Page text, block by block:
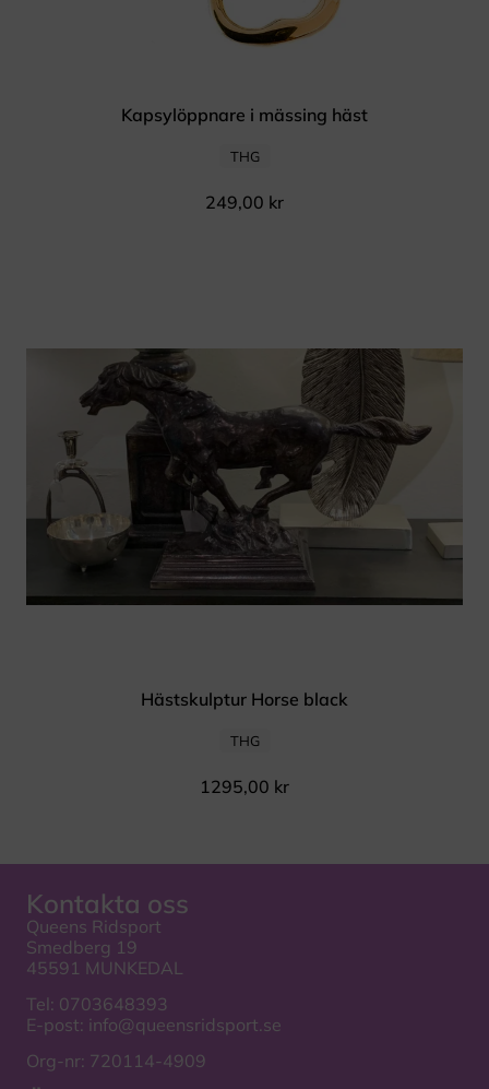
Kapsylöppnare i mässing häst
THG
249,00 kr
Hästskulptur Horse black
THG
1295,00 kr
Kontakta oss
Queens Ridsport
Smedberg 19
45591 MUNKEDAL
Tel: 0703648393
E-post: info@queensridsport.se
Org-nr: 720114-4909